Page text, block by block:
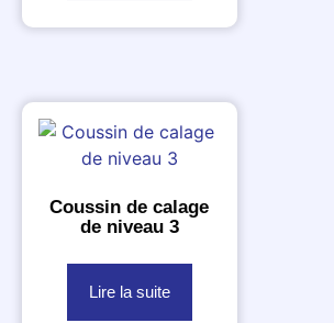
Coussin de calage
de niveau 3
Lire la suite